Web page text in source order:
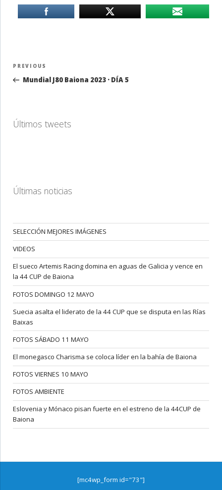
Navegación
entradas
Previous
Post
PREVIOUS
Mundial J80 Baiona 2023 · DÍA 5
Últimos tweets
Últimas noticias
SELECCIÓN MEJORES IMÁGENES
VIDEOS
El sueco Artemis Racing domina en aguas de Galicia y vence en
la 44 CUP de Baiona
FOTOS DOMINGO 12 MAYO
Suecia asalta el liderato de la 44 CUP que se disputa en las Rías
Baixas
FOTOS SÁBADO 11 MAYO
El monegasco Charisma se coloca líder en la bahía de Baiona
FOTOS VIERNES 10 MAYO
FOTOS AMBIENTE
Eslovenia y Mónaco pisan fuerte en el estreno de la 44CUP de
Baiona
[mc4wp_form id="73"]